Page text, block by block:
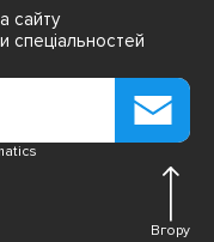
сайту
спеціальностей
Вгору